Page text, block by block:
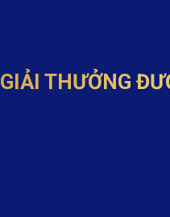
GIẢI THƯỞNG